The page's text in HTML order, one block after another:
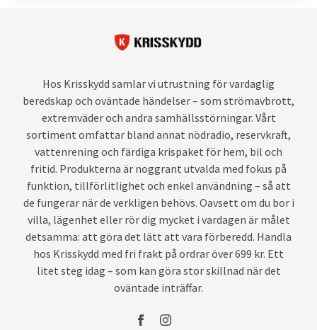
Hos Krisskydd samlar vi utrustning för vardaglig
beredskap och oväntade händelser – som strömavbrott,
extremväder och andra samhällsstörningar. Vårt
sortiment omfattar bland annat nödradio, reservkraft,
vattenrening och färdiga krispaket för hem, bil och
fritid. Produkterna är noggrant utvalda med fokus på
funktion, tillförlitlighet och enkel användning – så att
de fungerar när de verkligen behövs. Oavsett om du bor i
villa, lägenhet eller rör dig mycket i vardagen är målet
detsamma: att göra det lätt att vara förberedd. Handla
hos Krisskydd med fri frakt på ordrar över 699 kr. Ett
litet steg idag – som kan göra stor skillnad när det
oväntade inträffar.